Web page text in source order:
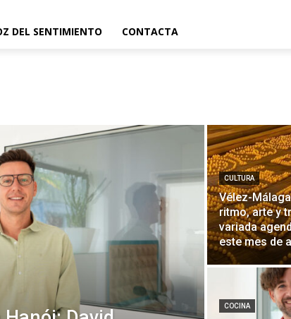
DEL SENTIMIENTO CONTACTA
CULTURA
Vélez-
ritmo, arte y
variada
este mes de
COCINA